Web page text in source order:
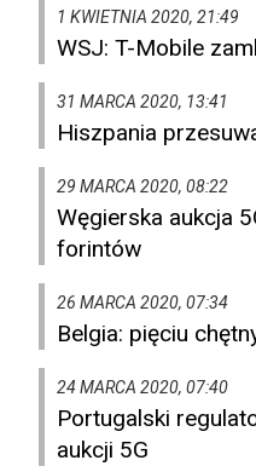
1 KWIETNIA 2020, 21:49
WSJ: T-Mobile
31 MARCA 2020, 13:41
Hiszpania
29 MARCA 2020, 08:22
Węgierska aukcja
forintów
26 MARCA 2020, 07:34
Belgia: pięciu
24 MARCA 2020, 07:40
Portugalski
aukcji 5G